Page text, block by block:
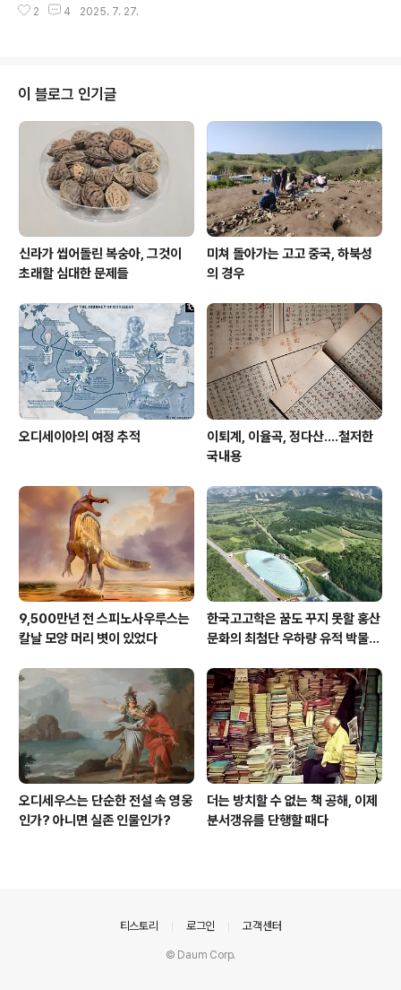
스 사포테스, 그리고 멕시코만 연안..
란 요물을 살필 차례다. 이 문화도 앞짝처럼 암것도 아니다.
할 테니, 지구처럼 둥글게 생긴 것을 말하지 않겠는가? 그
러니 둥그렇게 생겨 먹은 질그릇을 말하겠다 뭐 이 정도로
일단 각인해 두자. 이 역시 본래 영어권에서 탄생한 용어가
아니라 독일어 Kugelamphoren-Kultur (KAK에서 유
래한 것으로, Globular Amph..
2 4 2025. 7. 27.
이 블로그 인기글
신라가 씹어돌린 복숭아, 그것이
초래할 심대한 문제들
미쳐 돌아가는 고고 중국, 하북성
의 경우
오디세이아의 여정 추적
이퇴계, 이율곡, 정다산....철저한
국내용
9,500만년 전 스피노사우루스는
칼날 모양 머리 볏이 있었다
한국고고학은 꿈도 꾸지 못할 홍산
문화의 최첨단 우하량 유적 박물관
오디세우스는 단순한 전설 속 영웅
인가? 아니면 실존 인물인가?
더는 방치할 수 없는 책 공해, 이제
분서갱유를 단행할 때다
티스토리 로그인 고객센터
© Daum Corp.